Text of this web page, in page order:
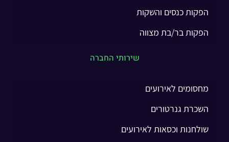
הפקות כנסים והשקות
הפקות בר/בת מצווה
שירותי החברה
מחסומים לאירועים
השכרת גנרטורים
שולחנות וכסאות לאירועים